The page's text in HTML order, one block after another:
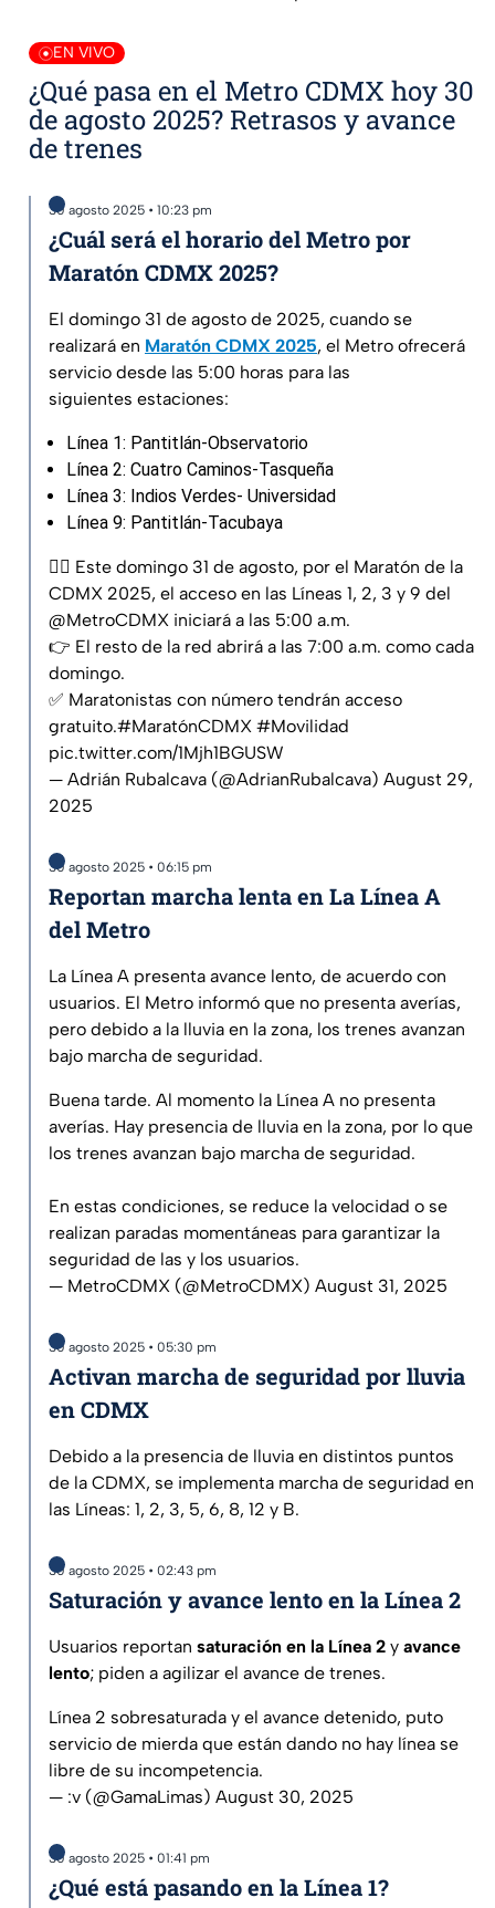
EN VIVO
¿Qué pasa en el Metro CDMX hoy 30
de agosto 2025? Retrasos y avance
de trenes
30 agosto 2025 • 10:23 pm
¿Cuál será el horario del Metro por
Maratón CDMX 2025?
El domingo 31 de agosto de 2025, cuando se
realizará en Maratón CDMX 2025, el Metro ofrecerá
servicio desde las 5:00 horas para las
siguientes estaciones:
Línea 1: Pantitlán-Observatorio
Línea 2: Cuatro Caminos-Tasqueña
Línea 3: Indios Verdes- Universidad
Línea 9: Pantitlán-Tacubaya
🏃‍♂️ Este domingo 31 de agosto, por el Maratón de la
CDMX 2025, el acceso en las Líneas 1, 2, 3 y 9 del
@MetroCDMX iniciará a las 5:00 a.m.
👉 El resto de la red abrirá a las 7:00 a.m. como cada
domingo.
✅ Maratonistas con número tendrán acceso
gratuito.#MaratónCDMX #Movilidad
pic.twitter.com/1Mjh1BGUSW
— Adrián Rubalcava (@AdrianRubalcava) August 29,
2025
30 agosto 2025 • 06:15 pm
Reportan marcha lenta en La Línea A
del Metro
La Línea A presenta avance lento, de acuerdo con
usuarios. El Metro informó que no presenta averías,
pero debido a la lluvia en la zona, los trenes avanzan
bajo marcha de seguridad.
Buena tarde. Al momento la Línea A no presenta
averías. Hay presencia de lluvia en la zona, por lo que
los trenes avanzan bajo marcha de seguridad.
En estas condiciones, se reduce la velocidad o se
realizan paradas momentáneas para garantizar la
seguridad de las y los usuarios.
— MetroCDMX (@MetroCDMX) August 31, 2025
30 agosto 2025 • 05:30 pm
Activan marcha de seguridad por lluvia
en CDMX
Debido a la presencia de lluvia en distintos puntos
de la CDMX, se implementa marcha de seguridad en
las Líneas: 1, 2, 3, 5, 6, 8, 12 y B.
30 agosto 2025 • 02:43 pm
Saturación y avance lento en la Línea 2
Usuarios reportan saturación en la Línea 2 y avance
lento; piden a agilizar el avance de trenes.
Línea 2 sobresaturada y el avance detenido, puto
servicio de mierda que están dando no hay línea se
libre de su incompetencia.
— :v (@GamaLimas) August 30, 2025
30 agosto 2025 • 01:41 pm
¿Qué está pasando en la Línea 1?